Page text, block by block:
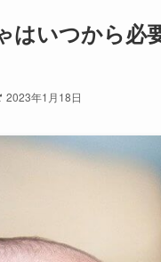
はいつから必
2023年1月18日